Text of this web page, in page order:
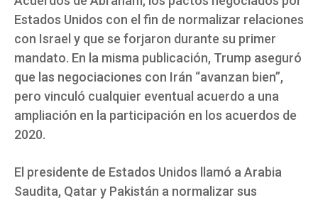
Estados Unidos con el fin de normalizar relaciones
con Israel y que se forjaron durante su primer
mandato. En la misma publicación, Trump aseguró
que las negociaciones con Irán “avanzan bien”,
pero vinculó cualquier eventual acuerdo a una
ampliación en la participación en los acuerdos de
2020.
El presidente de Estados Unidos llamó a Arabia
Saudita, Qatar y Pakistán a normalizar sus